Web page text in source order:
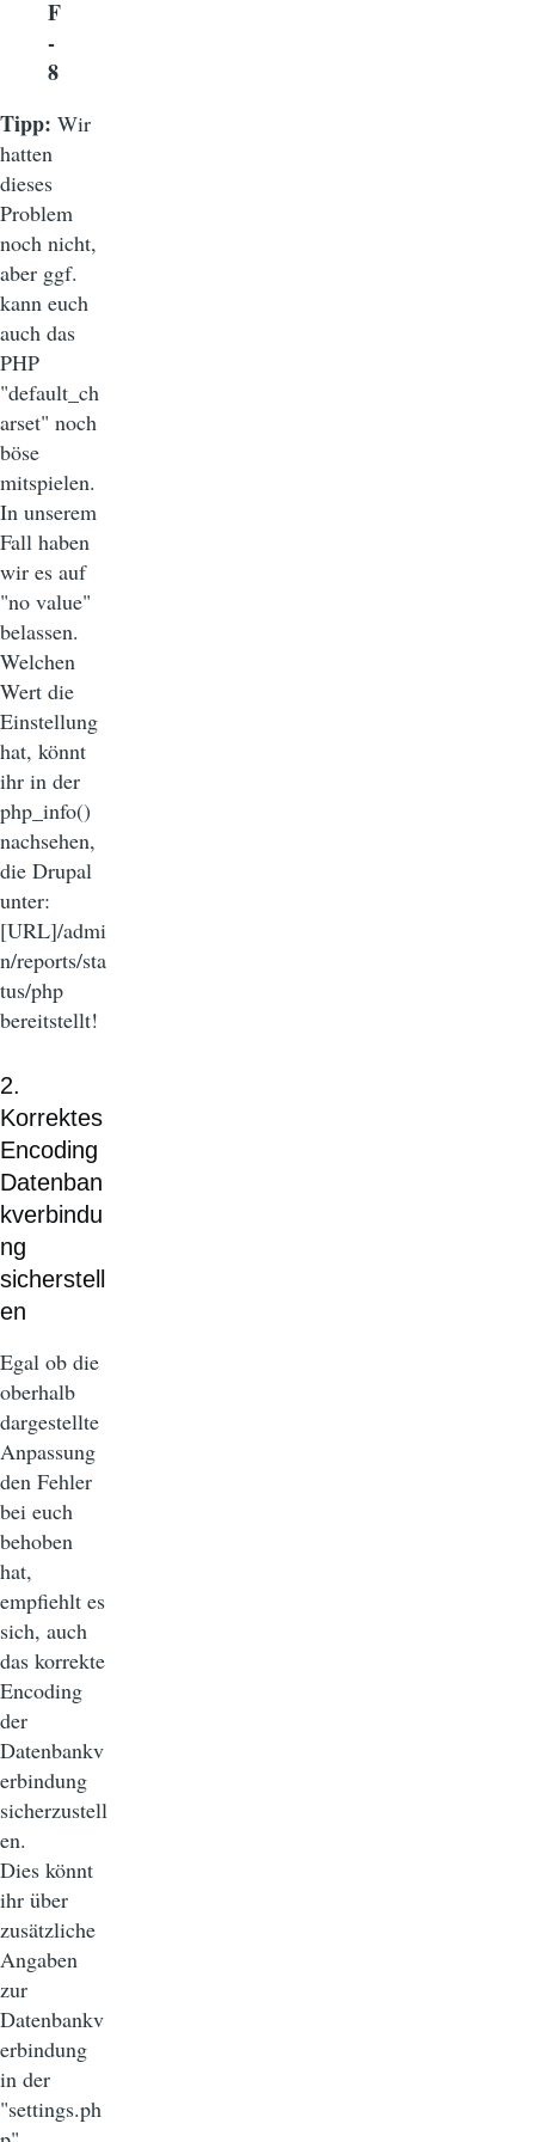
F
-
8
Tipp: Wir
hatten
dieses
Problem
noch nicht,
aber ggf.
kann euch
auch das
PHP
"default_ch
arset" noch
böse
mitspielen.
In unserem
Fall haben
wir es auf
"no value"
belassen.
Welchen
Wert die
Einstellung
hat, könnt
ihr in der
php_info()
nachsehen,
die Drupal
unter:
[URL]/admi
n/reports/sta
tus/php
bereitstellt!
2.
Korrektes
Encoding
Datenban
kverbindu
ng
sicherstell
en
Egal ob die
oberhalb
dargestellte
Anpassung
den Fehler
bei euch
behoben
hat,
empfiehlt es
sich, auch
das korrekte
Encoding
der
Datenbankv
erbindung
sicherzustell
en.
Dies könnt
ihr über
zusätzliche
Angaben
zur
Datenbankv
erbindung
in der
"settings.ph